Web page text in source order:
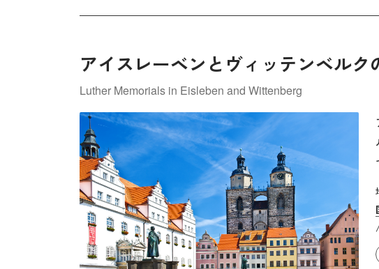
アイスレーベンとヴィッテンベル
Luther Memorials in Eisleben and Wittenberg